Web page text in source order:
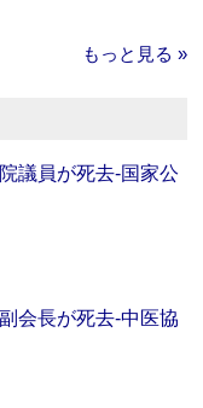
もっと見る »
議員が死去‐国家公
会長が死去‐中医協